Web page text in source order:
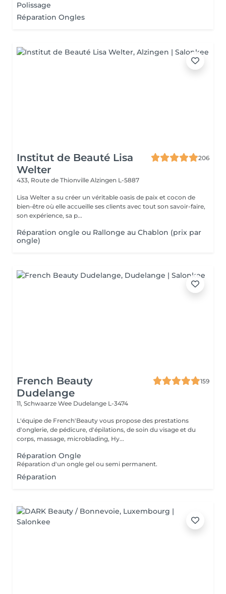
Polissage
Réparation Ongles
Institut de Beauté Lisa
Welter
206
433, Route de Thionville Alzingen L-5887
Lisa Welter a su créer un véritable oasis de paix et cocon de
bien-être où elle accueille ses clients avec tout son savoir-faire,
son expérience, sa p...
Réparation ongle ou Rallonge au Chablon (prix par
ongle)
French Beauty
Dudelange
159
11, Schwaarze Wee Dudelange L-3474
L'équipe de French'Beauty vous propose des prestations
d'onglerie, de pédicure, d'épilations, de soin du visage et du
corps, massage, microblading, Hy...
Réparation Ongle
Réparation d'un ongle gel ou semi permanent.
Réparation